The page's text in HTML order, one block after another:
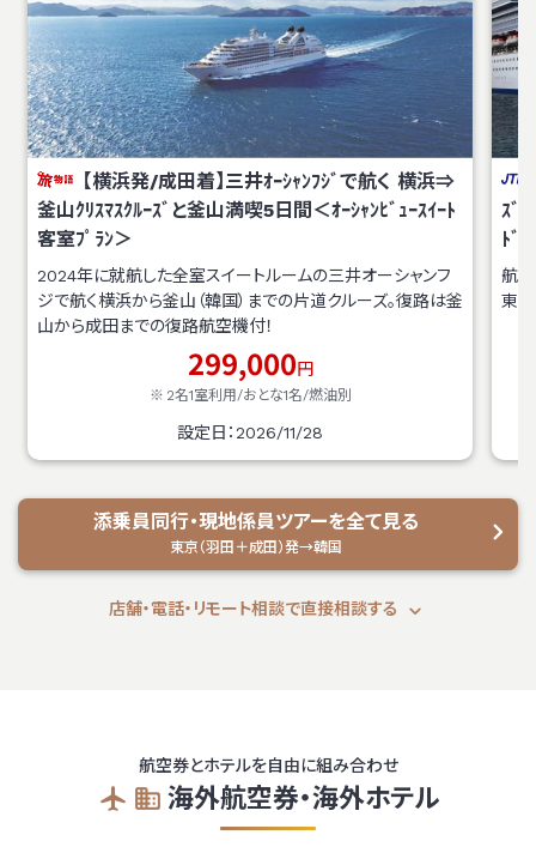
【横浜発/成田着】三井ｵｰｼｬﾝﾌｼﾞで航く 横浜⇒
釜山ｸﾘｽﾏｽｸﾙｰｽﾞと釜山満喫5日間＜ｵｰｼｬﾝﾋﾞｭｰｽｲｰﾄ
客室ﾌﾟﾗﾝ＞
2024年に就航した全室スイートルームの三井オーシャンフ
ジで航く横浜から釜山（韓国）までの片道クルーズ。復路は釜
山から成田までの復路航空機付！
299,000円
2名1室利用/おとな1名/燃油別
設定日：2026/11/28
ｽﾞ
ﾄﾞ)
航
東
添乗員同行・現地係員ツアーを全て見る
東京（羽田＋成田）発→韓国
店舗・電話・リモート相談で直接相談する
海外航空券・海外ホテル
航空券とホテルを自由に組み合わせ